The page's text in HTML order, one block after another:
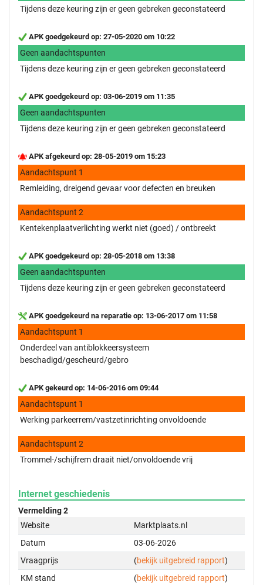
Tijdens deze keuring zijn er geen gebreken geconstateerd
APK goedgekeurd op: 27-05-2020 om 10:22
Geen aandachtspunten
Tijdens deze keuring zijn er geen gebreken geconstateerd
APK goedgekeurd op: 03-06-2019 om 11:35
Geen aandachtspunten
Tijdens deze keuring zijn er geen gebreken geconstateerd
APK afgekeurd op: 28-05-2019 om 15:23
Aandachtspunt 1
Remleiding, dreigend gevaar voor defecten en breuken
Aandachtspunt 2
Kentekenplaatverlichting werkt niet (goed) / ontbreekt
APK goedgekeurd op: 28-05-2018 om 13:38
Geen aandachtspunten
Tijdens deze keuring zijn er geen gebreken geconstateerd
APK goedgekeurd na reparatie op: 13-06-2017 om 11:58
Aandachtspunt 1
Onderdeel van antiblokkeersysteem
beschadigd/gescheurd/gebro
APK gekeurd op: 14-06-2016 om 09:44
Aandachtspunt 1
Werking parkeerrem/vastzetinrichting onvoldoende
Aandachtspunt 2
Trommel-/schijfrem draait niet/onvoldoende vrij
Internet geschiedenis
Vermelding 2
Website
Marktplaats.nl
Datum
03-06-2026
Vraagprijs
(bekijk uitgebreid rapport)
KM stand
(bekijk uitgebreid rapport)